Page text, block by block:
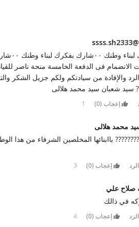
الانضمام فى الدفعة الخامسة منحة ناصر
والإفادة من سيادتكم ولكم جزيل الشكر
سيد شعبان سيد محمد هلالى
إعجاب (0
)
محمد هلالى
???????? باابنائها المخلصين الشرفاء من
الرد إعجاب (0
)
صلاح علي
في ذالك
الرد إعجاب (0
)